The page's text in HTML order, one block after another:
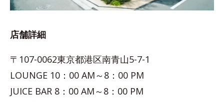
店舗詳細
〒107-0062東京都港区南青山5-7-1
LOUNGE 10：00 AM～8：00 PM
JUICE BAR 8：00 AM～8：00 PM